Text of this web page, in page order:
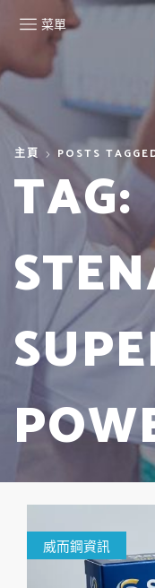
菜單
主頁 POSTS
TAG:
威而鋼資訊